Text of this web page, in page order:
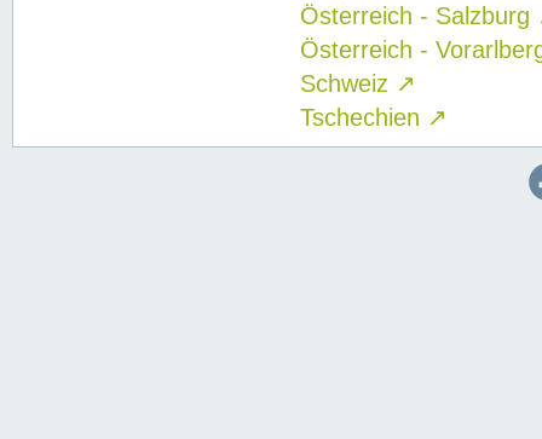
Österreich - Salzburg
Österreich -
Schweiz ↗
Tschechien ↗